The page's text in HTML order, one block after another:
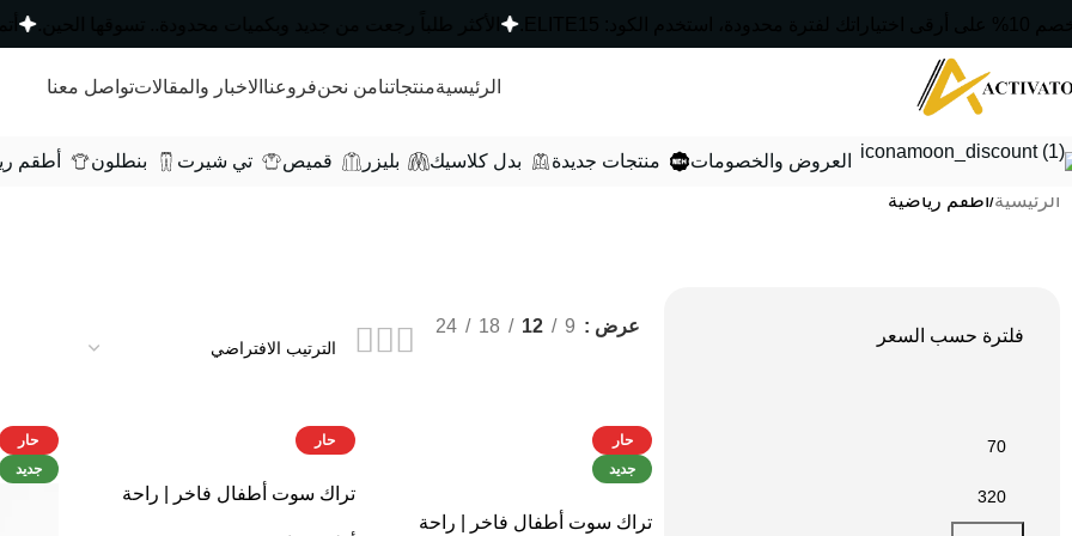
الأكثر طلباً رجعت من جديد وبكميات
الرئيسيةمنتجاتنامن نحنفروعنا الاخبار والمقالاتتواصل معنا
العروض والخصومات منتجات جديدة بدل كلاسيك بليزر قميص تي شيرت بنطلون أطقم
الرئيسية أطقم رياضية
فلترة حسب السعر عرض 9
12
18
24
حار
جديد
تراك سوت أطفال فاخر | راحة
حار
تراك سوت أطفال فاخر | راحة
حار
جديد